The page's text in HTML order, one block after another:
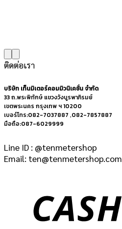
ติดต่อเรา
บริษัท เท็นมิเตอร์คอมมิวนิเคชั่น จำกัด
33 ถ.พระพิทักษ์ แขวงวังบูรพาภิรมย์
เขตพระนคร กรุงเทพ ฯ 10200
เบอร์โทร:082-7037887 ,082-7857887
มือถือ:087-6029999
Line ID : @tenmetershop
Email: ten@tenmetershop.com